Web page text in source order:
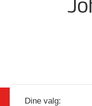
Dine valg: